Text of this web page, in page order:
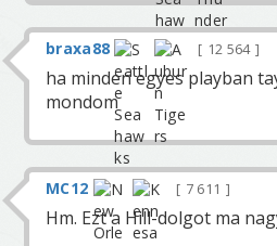
braxa88 12 564
ha minden egyes playban
mondom
MC12 7 611
Hm. Ezt a Hill-dolgot ma